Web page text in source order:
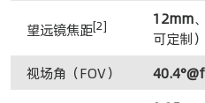
望远镜焦距[2] 12mm
可定制）
视场角（FOV）